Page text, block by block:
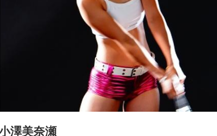
澤美奈瀬